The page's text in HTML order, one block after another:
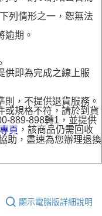
列情形之一，恕無法
逾期。
供即為完成之線上服
，不提供退貨服務。
或規格不符，請於到貨
889-898轉1，並提供
頁 ，該商品仍需回收
助，盡速為您辦理退換
顯示電腦版詳細說明